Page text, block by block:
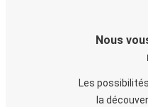
Nous
Les
la